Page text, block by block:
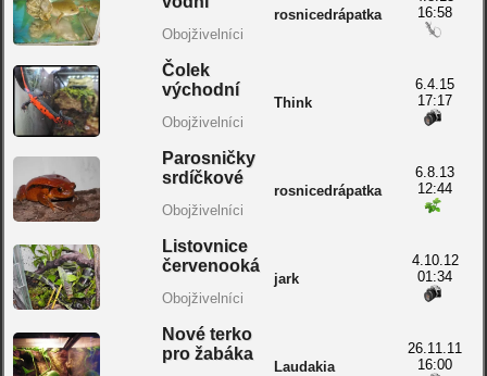
Obojživelníci
rosnicedrápatka
16:58
Čolek
východní
Obojživelníci
Think
6.4.15
17:17
Parosničky
srdíčkové
Obojživelníci
rosnicedrápatka
6.8.13
12:44
Listovnice
červenooká
Obojživelníci
jark
4.10.12
01:34
Nové terko
pro žabáka
Laudakia
26.11.11
16:00